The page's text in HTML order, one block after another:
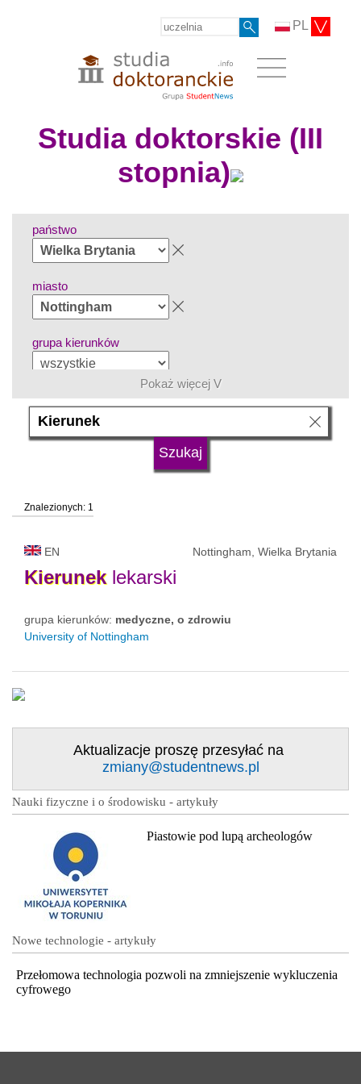
PL
Studia doktorskie (III
stopnia)
państwo
miasto
grupa kierunków
język
status uczelni
Pokaż więcej V
Znalezionych: 1
EN Nottingham, Wielka Brytania
Kieruneklekarski
grupa kierunków: medyczne, o zdrowiu
University of Nottingham
Aktualizacje proszę przesyłać na
zmiany@studentnews.pl
Nauki fizyczne i o środowisku - artykuły
Piastowie pod lupą archeologów
Nowe technologie - artykuły
Przełomowa technologia pozwoli na zmniejszenie wykluczenia
cyfrowego